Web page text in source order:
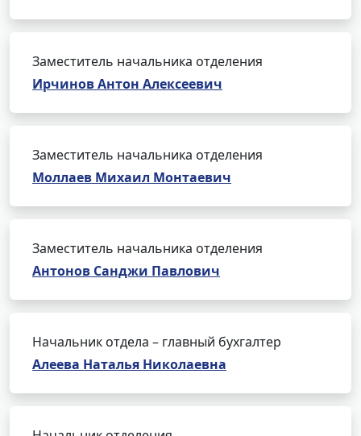
Заместитель начальника отделения
Ирчинов Антон Алексеевич
Заместитель начальника отделения
Моллаев Михаил Монтаевич
Заместитель начальника отделения
Антонов Санджи Павлович
Начальник отдела – главный бухгалтер
Алеева Наталья Николаевна